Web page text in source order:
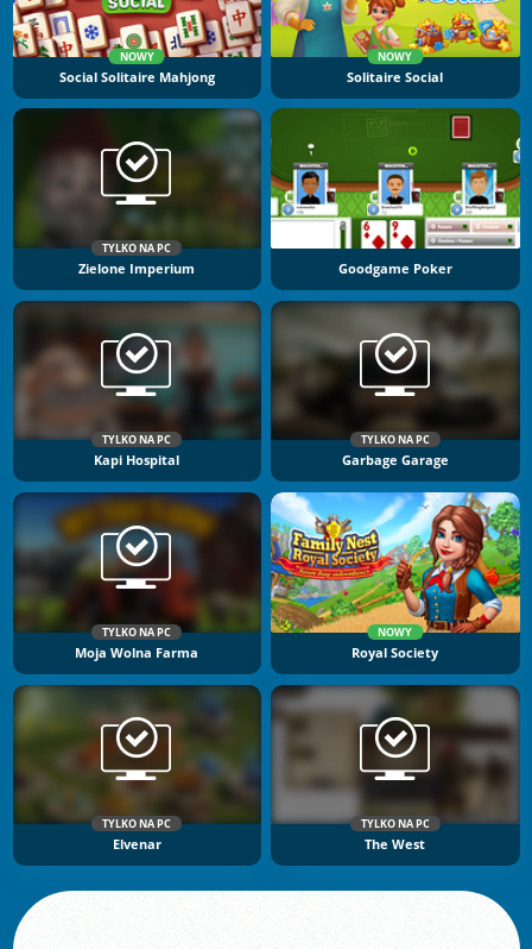
NOWY
Social Solitaire Mahjong
NOWY
Solitaire Social
TYLKO NA PC
Zielone Imperium Goodgame Poker
TYLKO NA PC
Kapi Hospital
TYLKO NA PC
Garbage Garage
TYLKO NA PC
Moja Wolna Farma
NOWY
Royal Society
TYLKO NA PC
Elvenar
TYLKO NA PC
The West